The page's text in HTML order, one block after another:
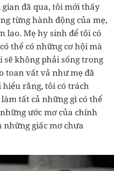
đã qua, tôi mới thấy
từng hành động của mẹ,
lao. Mẹ hy sinh để tôi có
thể có những cơ hội mà
sẽ không phải sống trong
toan vất vả như mẹ đã
rằng, tôi có trách
tất cả những gì có thể
ước mơ của chính
giấc mơ chưa